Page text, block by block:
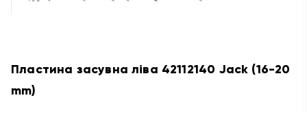
Пластина засувна ліва 42112140 Jack (16-20
mm)